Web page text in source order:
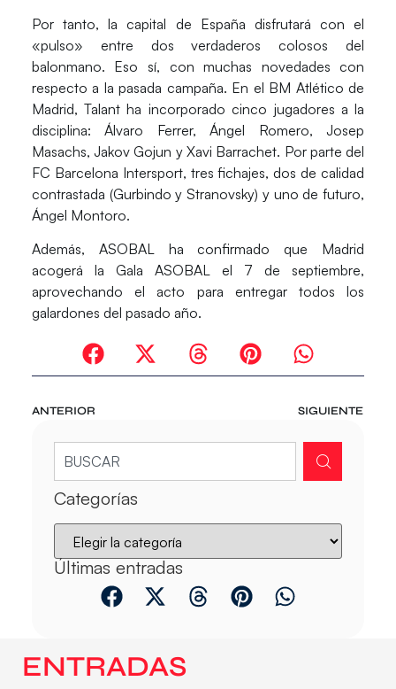
Por tanto, la capital de España disfrutará con el
«pulso» entre dos verdaderos colosos del
balonmano. Eso sí, con muchas novedades con
respecto a la pasada campaña. En el BM Atlético de
Madrid, Talant ha incorporado cinco jugadores a la
disciplina: Álvaro Ferrer, Ángel Romero, Josep
Masachs, Jakov Gojun y Xavi Barrachet. Por parte del
FC Barcelona Intersport, tres fichajes, dos de calidad
contrastada (Gurbindo y Stranovsky) y uno de futuro,
Ángel Montoro.
Además, ASOBAL ha confirmado que Madrid
acogerá la Gala ASOBAL el 7 de septiembre,
aprovechando el acto para entregar todos los
galardones del pasado año.
ANTERIOR SIGUIENTE
Categorías
Últimas entradas
ENTRADAS